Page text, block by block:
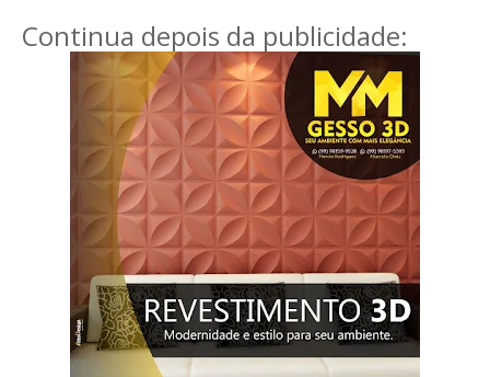
Continua depois da publicidade: